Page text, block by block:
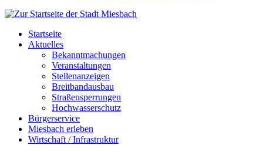
Startseite
Aktuelles
Bekanntmachungen
Veranstaltungen
Stellenanzeigen
Breitbandausbau
Straßensperrungen
Hochwasserschutz
Bürgerservice
Miesbach erleben
Wirtschaft / Infrastruktur